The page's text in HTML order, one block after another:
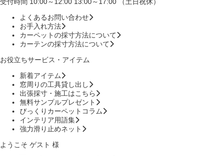
受付時間 10:00～12:00 13:00～17:00 （土日祝休）
よくあるお問い合わせ
お手入れ方法
カーペットの採寸方法について
カーテンの採寸方法について
お役立ちサービス・アイテム
新着アイテム
窓周りの工具貸し出し
出張採寸・施工はこちら
無料サンプルプレゼント
びっくりカーペットコラム
インテリア用語集
強力滑り止めネット
ようこそ ゲスト 様